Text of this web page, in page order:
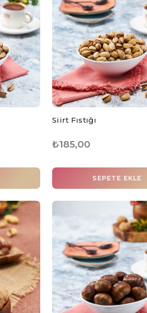
Siirt Fıstığı
₺185,00
SEPETE EKLE